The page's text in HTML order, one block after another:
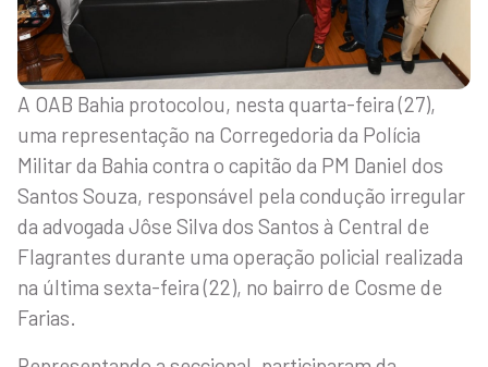
A OAB Bahia protocolou, nesta quarta-feira (27),
uma representação na Corregedoria da Polícia
Militar da Bahia contra o capitão da PM Daniel dos
Santos Souza, responsável pela condução irregular
da advogada Jôse Silva dos Santos à Central de
Flagrantes durante uma operação policial realizada
na última sexta-feira (22), no bairro de Cosme de
Farias.